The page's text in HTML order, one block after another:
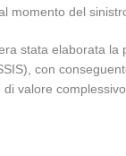
momento del
stata elaborata
con
valore